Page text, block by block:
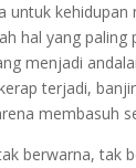
kehidupan
hal yang paling
menjadi
terjadi,
membasuh
berwarna, tak